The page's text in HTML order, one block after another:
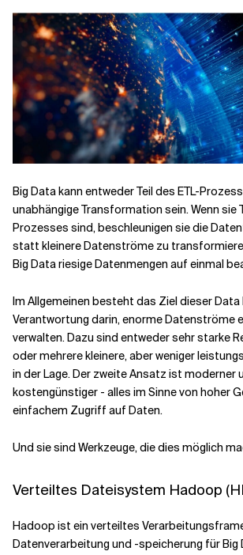
Big Data kann entweder Teil des ETL-
unabhängige Transformation sein. Wenn sie
Prozesses sind, beschleunigen sie die
statt kleinere Datenströme zu
Big Data riesige Datenmengen auf einmal
Im Allgemeinen besteht das Ziel dieser Data
Verantwortung darin, enorme Datenströme
verwalten. Dazu sind entweder sehr starke
oder mehrere kleinere, aber weniger
in der Lage. Der zweite Ansatz ist moderner
kostengünstiger - alles im Sinne von hoher
einfachem Zugriff auf Daten.
Und sie sind Werkzeuge, die dies möglich
Verteiltes Dateisystem Hadoop
Hadoop ist ein verteiltes
Datenverarbeitung und -speicherung für Big